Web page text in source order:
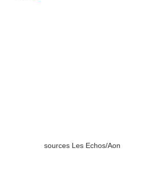
sources Les Echos/Aon